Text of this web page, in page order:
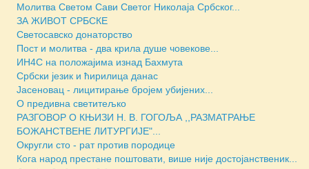
Молитва Светом Сави Светог Николаја Србског...
ЗА ЖИВОТ СРБСКЕ
Светосавско донаторство
Пост и молитва - два крила душе човекове...
ИН4С на положајима изнад Бахмута
Србски језик и ћирилица данас
Јасеновац - лицитирање бројем убијених...
О предивна светитељко
РАЗГОВОР О КЊИЗИ Н. В. ГОГОЉА ,,РАЗМАТРАЊЕ
БОЖАНСТВЕНЕ ЛИТУРГИЈЕ"...
Округли сто - рат против породице
Кога народ престане поштовати, више није достојанственик...